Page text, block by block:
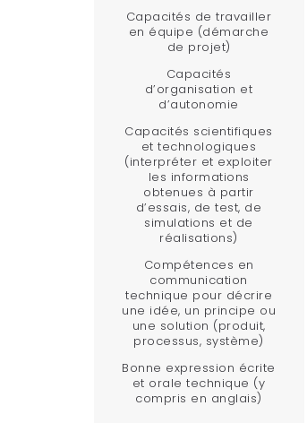
Capacités de travailler
en équipe (démarche
de projet)
Capacités
d’organisation et
d’autonomie
Capacités scientifiques
et technologiques
(interpréter et exploiter
les informations
obtenues à partir
d’essais, de test, de
simulations et de
réalisations)
Compétences en
communication
technique pour décrire
une idée, un principe ou
une solution (produit,
processus, système)
Bonne expression écrite
et orale technique (y
compris en anglais)